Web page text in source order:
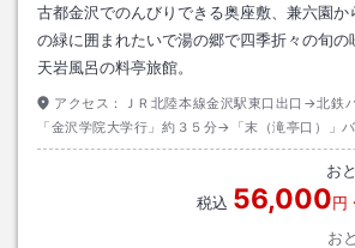
古都金沢でのんびりできる奥座敷、兼六園
の緑に囲まれたいで湯の郷で四季折々の旬
天岩風呂の料亭旅館。
アクセス：
ＪＲ北陸本線金沢駅東口出口→北鉄
「金沢学院大学行」約３５分→「末（滝亭口）」
分※金沢駅→市内中心部（兼六園など）→滝亭とい
お
税込 56,000円
お